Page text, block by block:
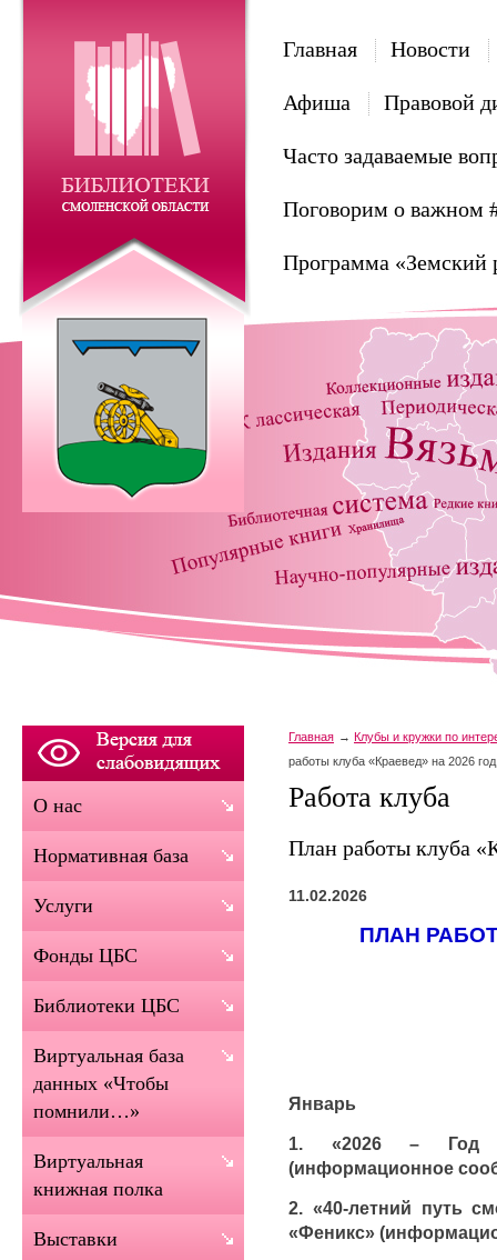
Главная Новости
Афиша Правовой
Часто задаваемые
Поговорим о важном
Программа «Земский
Главная
Клубы и кружки по
работы клуба «Краевед» на 2026 год
Работа клуба
План работы клуба
11.02.2026
ПЛАН
Январь
1. «2026 – Год
(информационное
2. «40-летний путь
«Феникс»
О нас
Нормативная база
Услуги
Фонды ЦБС
Библиотеки ЦБС
Виртуальная база
данных «Чтобы
помнили…»
Виртуальная
книжная полка
Выставки